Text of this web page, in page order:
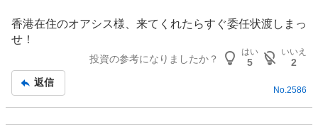
香港在住のオアシス様、来てくれたらすぐ委任状渡しまっ
せ！
投資の参考になりましたか？
はい
5
いいえ
2
返信
No. 2586